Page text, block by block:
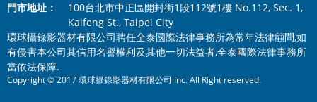
門市地址：
100台北市中正區開封街1段112號1樓 No.112, Sec. 1,
Kaifeng St., Taipei City
環球攝錄影器材有限公司聘任全泰國際法律事務所為常年法律顧問,如
有侵害本公司其信用名譽權利及其他一切法益者,全泰國際法律事務所
當依法保障.
Copyright © 2017 環球攝錄影器材有限公司 Inc. All Right reserved.